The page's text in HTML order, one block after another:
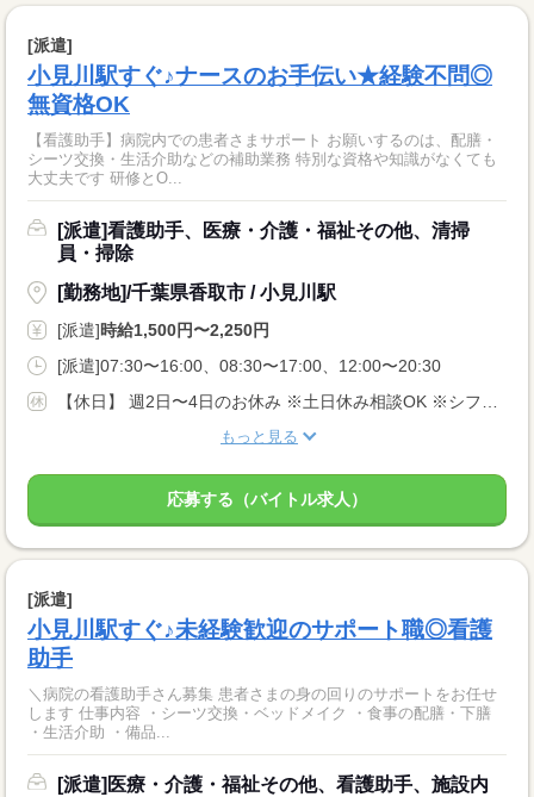
[派遣]
小見川駅すぐ♪ナースのお手伝い★経験不問◎
無資格OK
【看護助手】病院内での患者さまサポート お願いするのは、配膳・
シーツ交換・生活介助などの補助業務 特別な資格や知識がなくても
大丈夫です 研修とO...
[派遣]看護助手、医療・介護・福祉その他、清掃
員・掃除
[勤務地]/千葉県香取市 / 小見川駅
[派遣]時給1,500円〜2,250円
[派遣]07:30〜16:00、08:30〜17:00、12:00〜20:30
もっと見る
応募する（バイトル求人）
[派遣]
小見川駅すぐ♪未経験歓迎のサポート職◎看護
助手
＼病院の看護助手さん募集 患者さまの身の回りのサポートをお任せ
します 仕事内容 ・シーツ交換・ベッドメイク ・食事の配膳・下膳
・生活介助 ・備品...
[派遣]医療・介護・福祉その他、看護助手、施設内